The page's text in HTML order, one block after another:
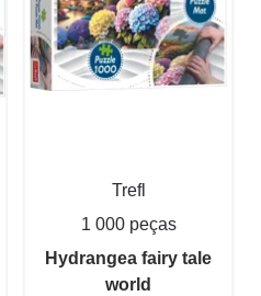
Trefl
1 000 peças
Hydrangea fairy tale
world